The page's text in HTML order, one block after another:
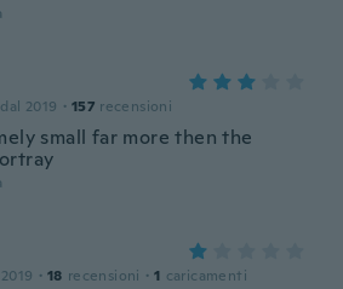
2019 · 157 recensioni
small far more then the
· 18 recensioni · 1 caricamenti